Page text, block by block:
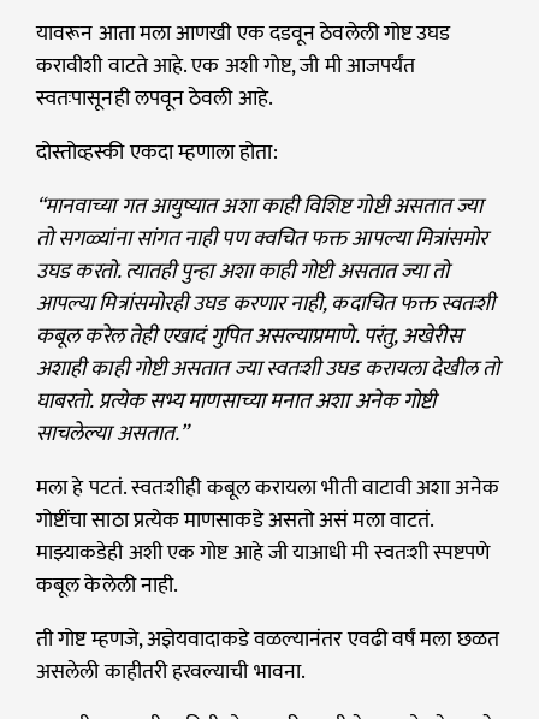
यावरून आता मला आणखी एक दडवून ठेवलेली गोष्ट उघड
करावीशी वाटते आहे. एक अशी गोष्ट, जी मी आजपर्यंत
स्वतःपासूनही लपवून ठेवली आहे.
दोस्तोव्हस्की एकदा म्हणाला होता:
“मानवाच्या गत आयुष्यात अशा काही विशिष्ट गोष्टी असतात ज्या
तो सगळ्यांना सांगत नाही पण क्वचित फक्त आपल्या मित्रांसमोर
उघड करतो. त्यातही पुन्हा अशा काही गोष्टी असतात ज्या तो
आपल्या मित्रांसमोरही उघड करणार नाही, कदाचित फक्त स्वतःशी
कबूल करेल तेही एखादं गुपित असल्याप्रमाणे. परंतु, अखेरीस
अशाही काही गोष्टी असतात ज्या स्वतःशी उघड करायला देखील तो
घाबरतो. प्रत्येक सभ्य माणसाच्या मनात अशा अनेक गोष्टी
साचलेल्या असतात.”
मला हे पटतं. स्वतःशीही कबूल करायला भीती वाटावी अशा अनेक
गोष्टींचा साठा प्रत्येक माणसाकडे असतो असं मला वाटतं.
माझ्याकडेही अशी एक गोष्ट आहे जी याआधी मी स्वतःशी स्पष्टपणे
कबूल केलेली नाही.
ती गोष्ट म्हणजे, अज्ञेयवादाकडे वळल्यानंतर एवढी वर्षं मला छळत
असलेली काहीतरी हरवल्याची भावना.